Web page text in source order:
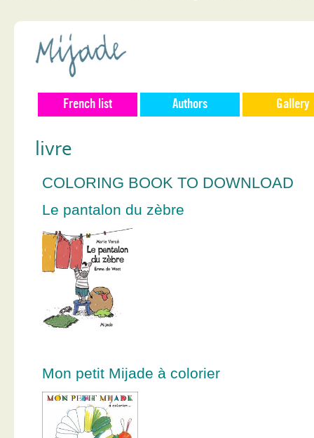
French list Authors Gallery
livre
COLORING BOOK TO DOWNLOAD
Le pantalon du zèbre
Mon petit Mijade à colorier